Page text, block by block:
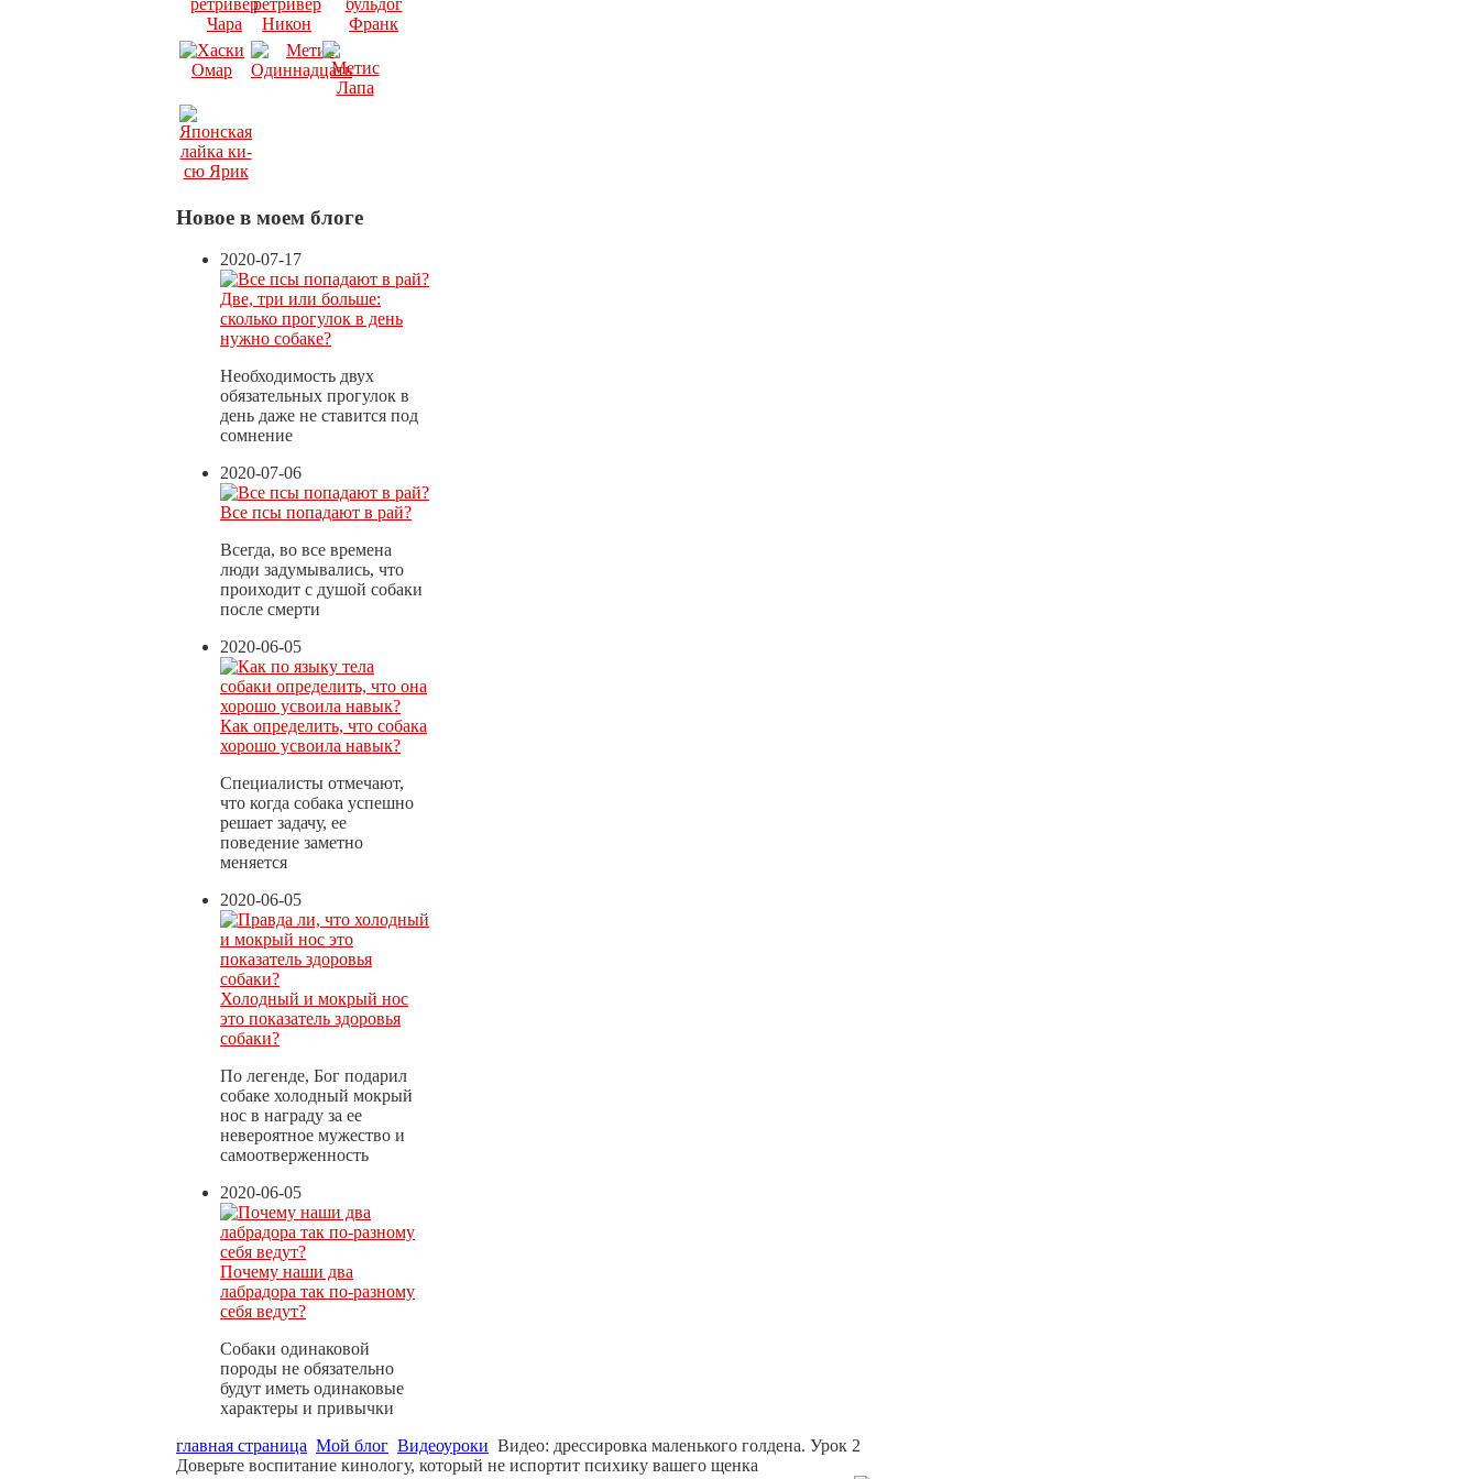
Новое в моем блоге
2020-07-17
Две, три или больше:
сколько прогулок в день
нужно собаке?
Необходимость двух
обязательных прогулок в
день даже не ставится под
сомнение
2020-07-06
Все псы попадают в рай?
Всегда, во все времена
люди задумывались, что
проиходит с душой собаки
после смерти
2020-06-05
Как определить, что собака
хорошо усвоила навык?
Специалисты отмечают,
что когда собака успешно
решает задачу, ее
поведение заметно
меняется
2020-06-05
Холодный и мокрый нос
это показатель здоровья
собаки?
По легенде, Бог подарил
собаке холодный мокрый
нос в награду за ее
невероятное мужество и
самоотверженность
2020-06-05
Почему наши два
лабрадора так по-разному
себя ведут?
Собаки одинаковой
породы не обязательно
будут иметь одинаковые
характеры и привычки
главная страница Мой блог Видеоуроки Видео: дрессировка маленького голдена. Урок 2
Доверьте воспитание кинологу, который не испортит психику вашего щенка